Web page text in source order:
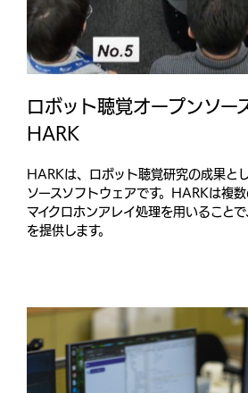
ロボット聴覚オープンソー
HARK
HARKは、ロボット聴覚研究の成果と
ソースソフトウェアです。HARKは複
マイクロホンアレイ処理を用いること
を提供します。